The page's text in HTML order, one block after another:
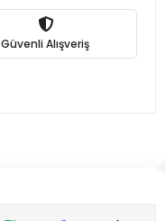
Güvenli Alışveriş